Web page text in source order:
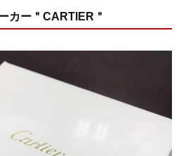
カー＂CARTIER＂